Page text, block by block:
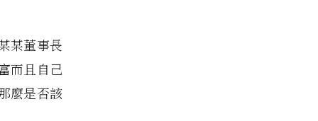
某董事長
而且自己
麼是否該